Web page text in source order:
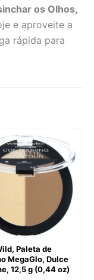
os Olhos,
e aproveite a
rápida para
Paleta de
MegaGlo, Dulce
12,5 g (0,44 oz)